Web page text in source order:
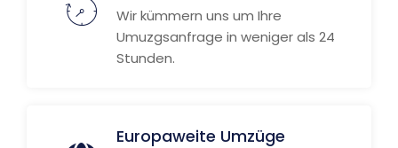
Wir kümmern uns um Ihre
Umuzgsanfrage in weniger als 24
Stunden.
Europaweite Umzüge